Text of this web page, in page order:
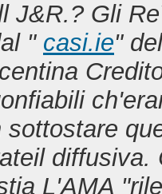
J&R.? Gli
" casi.ie"
sottostare
L'AMA